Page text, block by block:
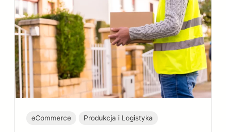
eCommerce Produkcja i Logistyka